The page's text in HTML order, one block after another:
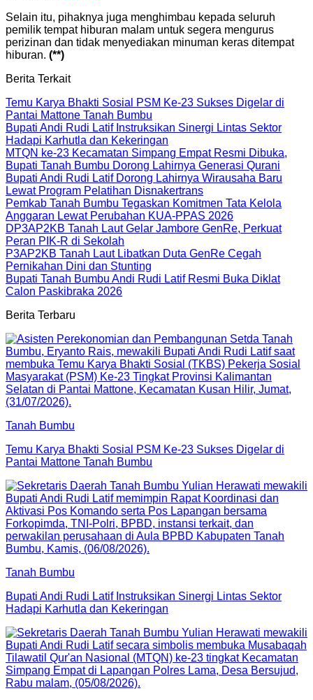
Selain itu, pihaknya juga menghimbau kepada seluruh
pemilik tempat hiburan malam untuk segera mengurus
perizinan dan tidak menyediakan minuman keras ditempat
hiburan. (**)
Berita Terkait
Temu Karya Bhakti Sosial PSM Ke-23 Sukses Digelar di
Pantai Mattone Tanah Bumbu
Bupati Andi Rudi Latif Instruksikan Sinergi Lintas Sektor
Hadapi Karhutla dan Kekeringan
MTQN ke-23 Kecamatan Simpang Empat Resmi Dibuka,
Bupati Tanah Bumbu Dorong Lahirnya Generasi Qurani
Bupati Andi Rudi Latif Dorong Lahirnya Wirausaha Baru
Lewat Program Pelatihan Disnakertrans
Pemkab Tanah Bumbu Tegaskan Komitmen Tata Kelola
Anggaran Lewat Perubahan KUA-PPAS 2026
DP3AP2KB Tanah Laut Gelar Jambore GenRe, Perkuat
Peran PIK-R di Sekolah
P3AP2KB Tanah Laut Libatkan Duta GenRe Cegah
Pernikahan Dini dan Stunting
Bupati Tanah Bumbu Andi Rudi Latif Resmi Buka Diklat
Calon Paskibraka 2026
Berita Terbaru
Tanah Bumbu
Temu Karya Bhakti Sosial PSM Ke-23 Sukses Digelar di
Pantai Mattone Tanah Bumbu
Tanah Bumbu
Bupati Andi Rudi Latif Instruksikan Sinergi Lintas Sektor
Hadapi Karhutla dan Kekeringan